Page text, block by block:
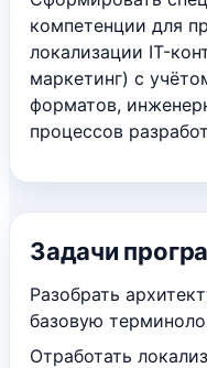
компетенции для
локализации IT-
маркетинг) с
форматов,
процессов
Задачи
Разобрать
базовую
Отработать